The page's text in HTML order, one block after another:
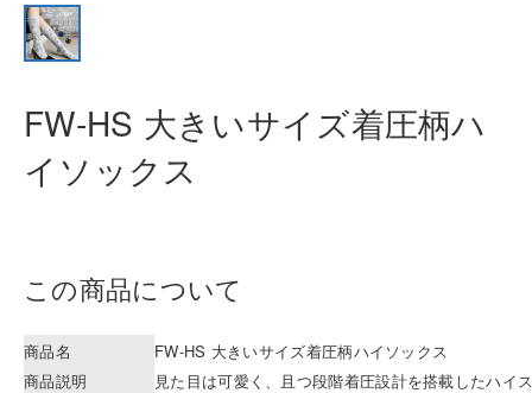
FW-HS 大きいサイズ着圧柄ハ
イソッ クス
この商品について
商品名
FW-HS 大きいサイズ着圧柄ハイソックス
商品説明
見た目は可愛く、且つ段階着圧設計を搭載したハイ